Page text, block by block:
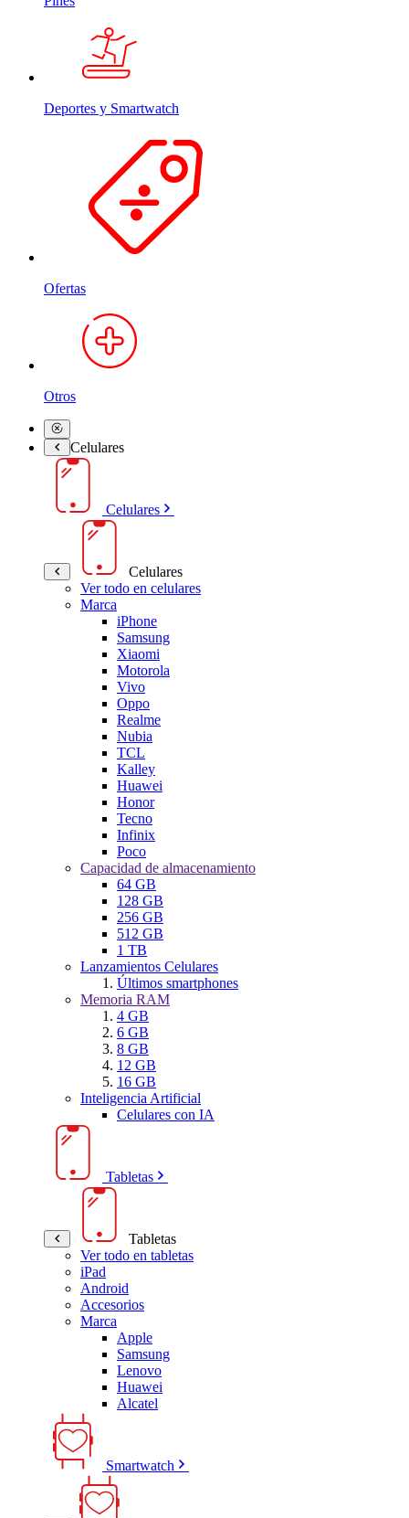
Deportes y Smartwatch
Ofertas
Otros
Celulares
Celulares
Celulares
Ver todo en celulares
Marca
iPhone
Samsung
Xiaomi
Motorola
Vivo
Oppo
Realme
Nubia
TCL
Kalley
Huawei
Honor
Tecno
Infinix
Poco
Capacidad de almacenamiento
64 GB
128 GB
256 GB
512 GB
1 TB
Lanzamientos Celulares
Últimos smartphones
Memoria RAM
4 GB
6 GB
8 GB
12 GB
16 GB
Inteligencia Artificial
Celulares con IA
Tabletas
Tabletas
Ver todo en tabletas
iPad
Android
Accesorios
Marca
Apple
Samsung
Lenovo
Huawei
Alcatel
Smartwatch